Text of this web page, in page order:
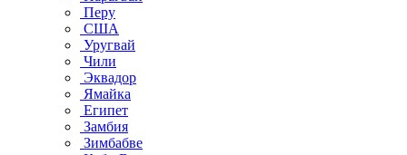
Перу
США
Уругвай
Чили
Эквадор
Ямайка
Египет
Замбия
Зимбабве